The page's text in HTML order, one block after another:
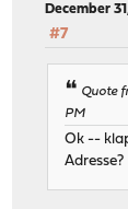
December
#7
Quote
PM
Ok --
Adresse?